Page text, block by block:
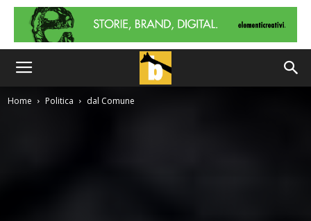
Home Politica dal Comune